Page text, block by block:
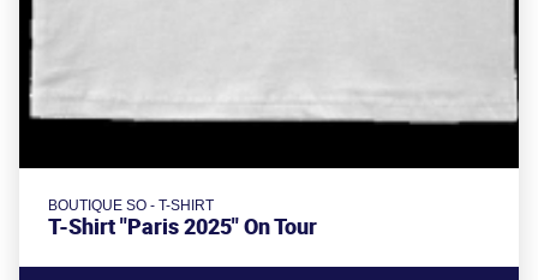
BOUTIQUE SO - T-SHIRT
T-Shirt "Paris 2025" On Tour